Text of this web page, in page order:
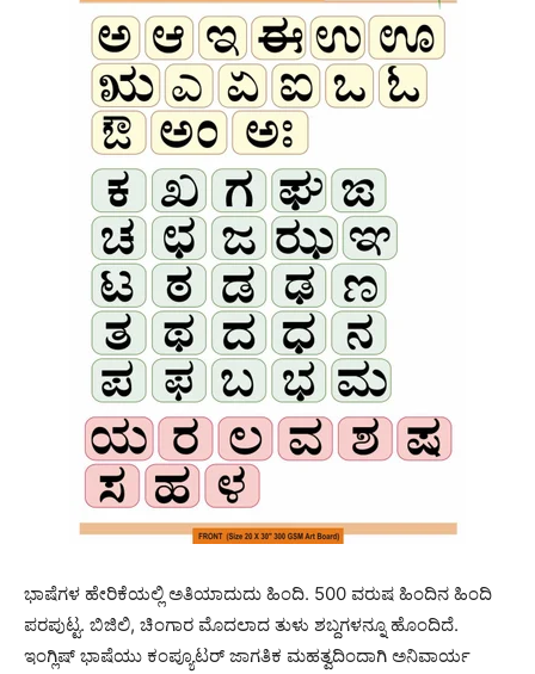
ಭಾಷೆಗಳ ಹೇರಿಕೆಯಲ್ಲಿ ಅತಿಯಾದುದು ಹಿಂದಿ. 500 ವರುಷ ಹಿಂದಿನ ಹಿಂದಿ
ಪರಪುಟ್ಟ. ಬಿಜಿಲಿ, ಚಿಂಗಾರ ಮೊದಲಾದ ತುಳು ಶಬ್ದಗಳನ್ನೂ ಹೊಂದಿದೆ.
ಇಂಗ್ಲಿಷ್ ಭಾಷೆಯು ಕಂಪ್ಯೂಟರ್ ಜಾಗತಿಕ ಮಹತ್ವದಿಂದಾಗಿ ಅನಿವಾರ್ಯ